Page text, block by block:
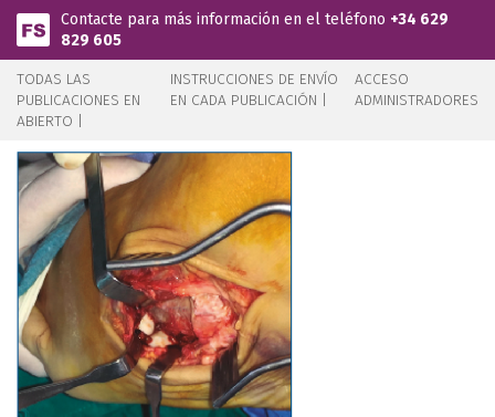
Pasar al contenido principal
Contacte para más información en el teléfono +34 629
829 605
TODAS LAS
PUBLICACIONES EN
ABIERTO |
INSTRUCCIONES DE ENVÍO
EN CADA PUBLICACIÓN |
ACCESO
ADMINISTRADORES